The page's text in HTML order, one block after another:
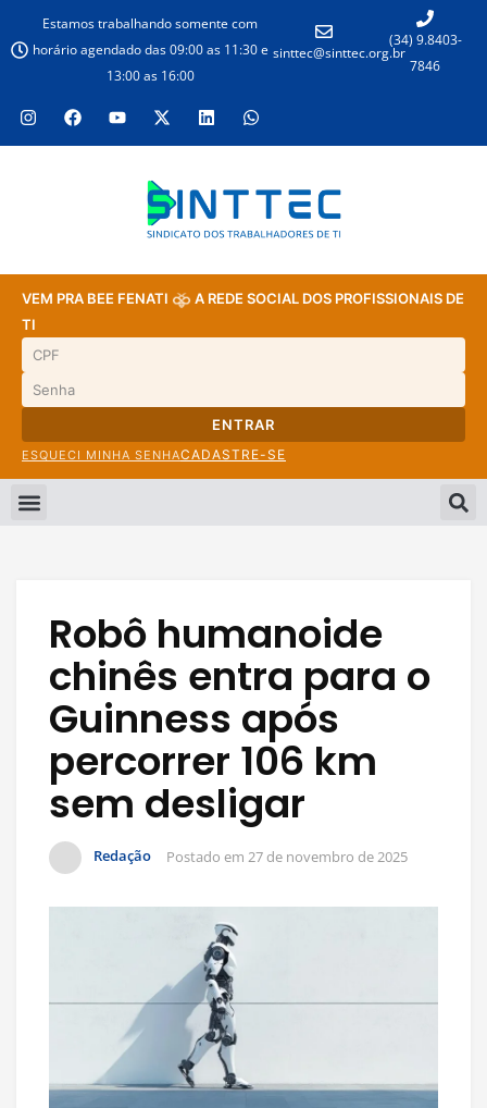
Estamos trabalhando somente com
horário agendado das 09:00 as 11:30 e
13:00 as 16:00
sinttec@sinttec.org.br
(34) 9.8403-
7846
VEM PRA BEE FENATI
A REDE SOCIAL DOS PROFISSIONAIS DE
TI
ENTRAR
ESQUECI MINHA SENHACADASTRE-SE
Robô humanoide
chinês entra para o
Guinness após
percorrer 106 km
sem desligar
Redação Postado em 27 de novembro de 2025